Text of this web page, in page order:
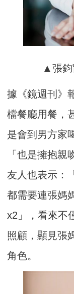
▲張鈞
據《鏡週刊》
檔餐廳用餐，
是會到男方家
「也是擁抱
友人也表示：
都需要連張媽
x2」，看來不
照顧，顯見張
角色。